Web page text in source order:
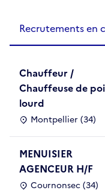
Recrutements en
Chauffeur /
Chauffeuse de
lourd
Montpellier (34)
MENUISIER
AGENCEUR H/F
Cournonsec (34)